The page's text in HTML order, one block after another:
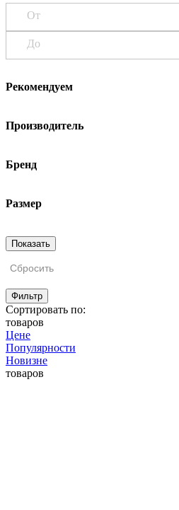
От
До
Рекомендуем
Производитель
Бренд
Размер
Сбросить
Фильтр
Сортировать по:
товаров
Цене
Популярности
Новизне
товаров